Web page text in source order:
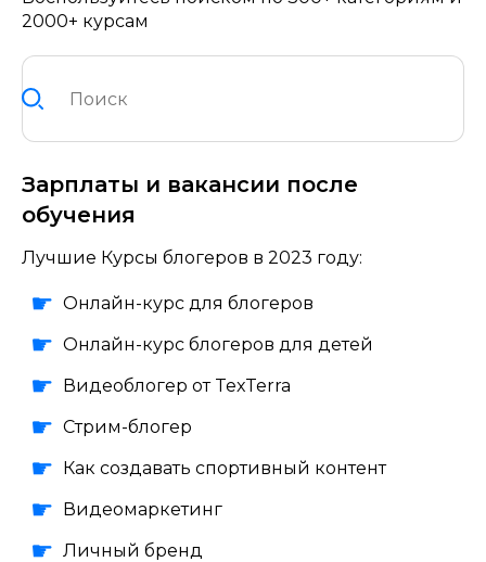
2000+ курсам
Зарплаты и вакансии после
обучения
Лучшие Курсы блогеров в 2023 году:
Онлайн-курс для блогеров
Онлайн-курс блогеров для детей
Видеоблогер от TexTerra
Стрим-блогер
Как создавать спортивный контент
Видеомаркетинг
Личный бренд